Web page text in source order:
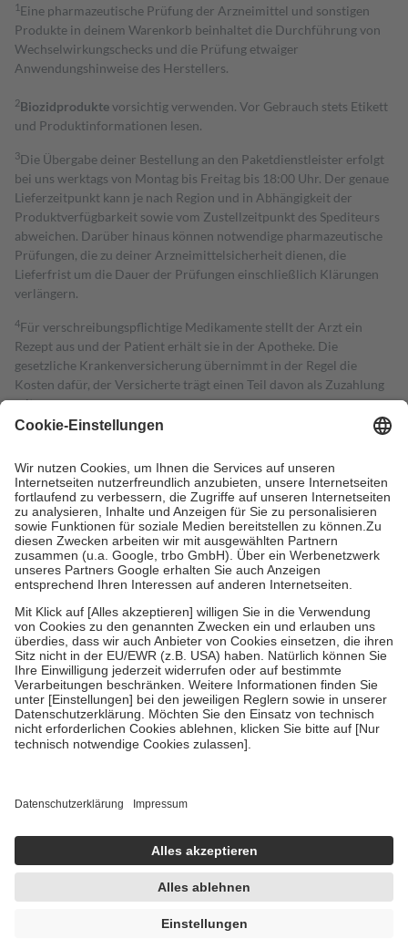
1 Eine pharmazeutische Prüfung der Arzneimittel und sonstigen
Produkte in deinem Warenkorb beinhaltet die Durchführung von
Wechselwirkungschecks und die Prüfung etwaiger
Anwendungshinweise des Herstellers.
2Biozidproduktevorsichtig verwenden. Vor Gebrauch stets Etikett
und Produktinformationen lesen.
3Die Übergabe deiner Bestellung an den Paketdienstleister erfolgt
bei uns werktags von Montag bis Freitag bis 18:00 Uhr. Der genaue
Lieferzeitpunkt kann je nach Region und in Abhängigkeit der
Produktverfügbarkeit sowie vom Zustellzeitpunkt des Spediteurs
abweichen. Darüber hinaus können notwendige pharmazeutische
Prüfungen, die zu deiner Arzneimittelsicherheit dienen, die
Lieferfrist um die Dauer der Prüfungen einschließlich Klärungen
verlängern.
4Für verschreibungspflichtige Medikamente stellt der Arzt ein
Rezept aus und der Patient erhält sie in der Apotheke. Die
gesetzliche Krankenversicherung übernimmt in der Regel die
Kosten dafür, der Versicherte trägt einen Teil davon als Zuzahlung
mit.
Grundsätzlich leisten Mitglieder Zuzahlungen in Höhe von zehn
höchstens zehn Euro.
Es sind jedoch nie mehr als die tatsächlichen
Kosten der Leistung zu entrichten.
Diese Regeln gelten grundsätzlich auch für Online-Apotheken.
Bei Heilmitteln und häuslicher Krankenpflege beträgt die
Zuzahlung zehn Prozent der Kosten sowie zehn Euro je
Verordnung.
Um das Engagement der Versicherten für ihre eigene Gesundheit zu
stärken und die besondere Stellung der Familie zu unterstützen,
fallenkeine Zuzahlungenan bei:
• Kindern und Jugendlichen bis zum vollendeten 18. Lebensjahr
mit Ausnahme der Fahrkosten
• Untersuchungen zur Vorsorge und Früherkennung, die von der
GKV getragen werden
• empfohlenen Schutzimpfungen
• Harn- und Blutteststreifen
getroffen, um sicherzustellen, dass es sich um echte Bewertungen
https://help.etrusted.com/hc/de/articles/4419944605341
Einige Bilder und Inhalte wurden unter Zuhilfenahme künstlicher